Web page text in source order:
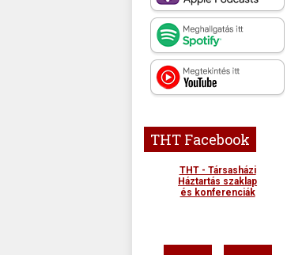
THT Facebook
THT - Társasházi
Háztartás szaklap
és konferenciák